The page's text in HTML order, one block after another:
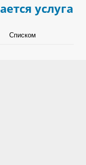
услуга
Списком